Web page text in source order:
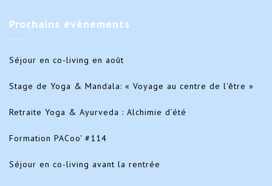
Prochains évènements
Séjour en co-living en août
Stage de Yoga & Mandala: « Voyage au centre de l'être »
Retraite Yoga & Ayurveda : Alchimie d’été
Formation PACoo' #114
Séjour en co-living avant la rentrée